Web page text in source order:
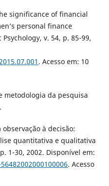
significance of financial
personal finance
v. 54, p. 85-99,
. Acesso em: 10
metodologia da pesquisa
observação à decisão:
quantitativa e qualitativa
1-30, 2002. Disponível em:
. Acesso